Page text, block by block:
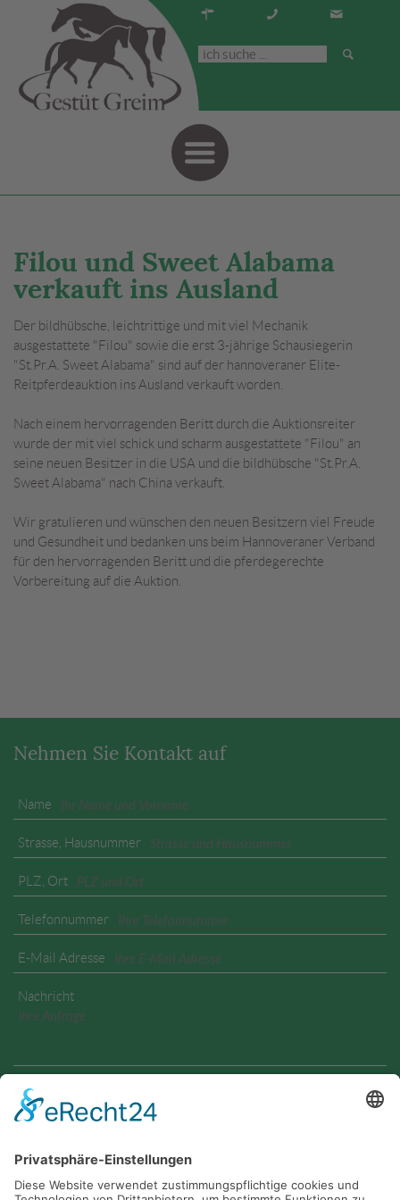
Filou und Sweet Alabama
verkauft ins Ausland
Der bildhübsche, leichtrittige und mit viel Mechanik
ausgestattete "Filou" sowie die erst 3-jährige Schausiegerin
"St.Pr.A. Sweet Alabama" sind auf der hannoveraner Elite-
Reitpferdeauktion ins Ausland verkauft worden.
Nach einem hervorragenden Beritt durch die Auktionsreiter
wurde der mit viel schick und scharm ausgestattete "Filou" an
seine neuen Besitzer in die USA und die bildhübsche "St.Pr.A.
Sweet Alabama" nach China verkauft.
Wir gratulieren und wünschen den neuen Besitzern viel Freude
und Gesundheit und bedanken uns beim Hannoveraner Verband
für den hervorragenden Beritt und die pferdegerechte
Vorbereitung auf die Auktion.
Nehmen Sie Kontakt auf
Name
Strasse, Hausnummer
PLZ, Ort
Telefonnummer
E-Mail Adresse
Nachricht
Geben Sie den angezeigten Text ein
Ja, ich habe dieDatenschutzerklärung
genommen und bin damit einverstanden, dass die von mir